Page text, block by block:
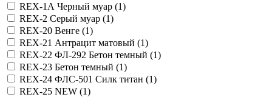
REX-1А Черный муар (1)
REX-2 Серый муар (1)
REX-20 Венге (1)
REX-21 Антрацит матовый (1)
REX-22 ФЛ-292 Бетон темный (1)
REX-23 Бетон темный (1)
REX-24 ФЛС-501 Силк титан (1)
REX-25 NEW (1)